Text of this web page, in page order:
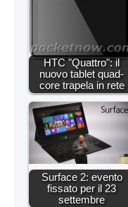
HTC "Quattro": il
nuovo tablet quad-
core trapela in rete
Surface 2: evento
fissato per il 23
settembre